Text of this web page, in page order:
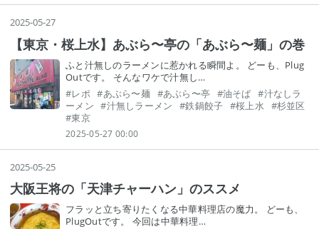
2025-05-27
【東京・桜上水】あぶら〜亭の「あぶら〜麺」の巻
ふと汁無しのラーメンに惹かれる瞬間よ。 どーも、Plug
Outです。 そんなワケで汁無し…
#レポ #あぶら〜麺 #あぶら〜亭 #油そば #汁なしラ
ーメン #汁無しラーメン #鉄鍋餃子 #桜上水 #杉並区
#東京
2025-05-27 00:00
2025-05-25
大阪王将の「天津チャーハン」のススメ
フラッと立ち寄りたくなる中華料理店の魔力。 どーも、
PlugOutです。 今回は中華料理…